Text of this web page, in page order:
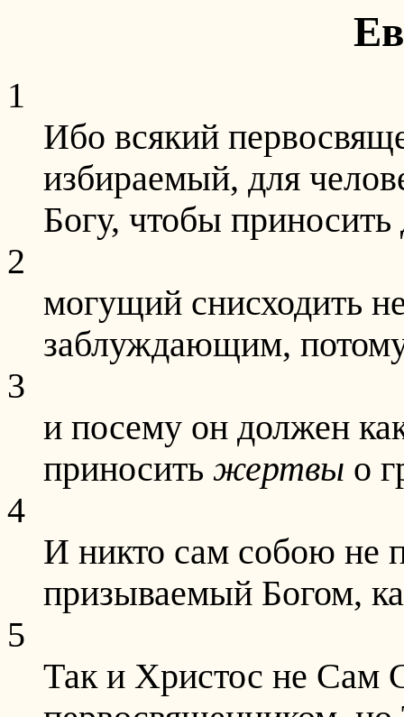
1
Ибо всякий
избираемый, для
Богу, чтобы
2
могущий снисходить
заблуждающим,
3
и посему он должен
приносить жертвы о
4
И никто сам собою не
призываемый Богом,
5
Так и Христос не Сам